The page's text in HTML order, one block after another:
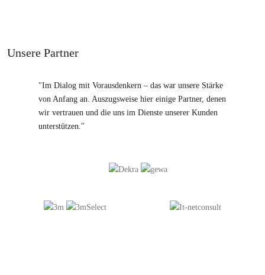
Unsere Partner
"Im Dialog mit Vorausdenkern – das war unsere Stärke
von Anfang an. Auszugsweise hier einige Partner, denen
wir vertrauen und die uns im Dienste unserer Kunden
unterstützen."